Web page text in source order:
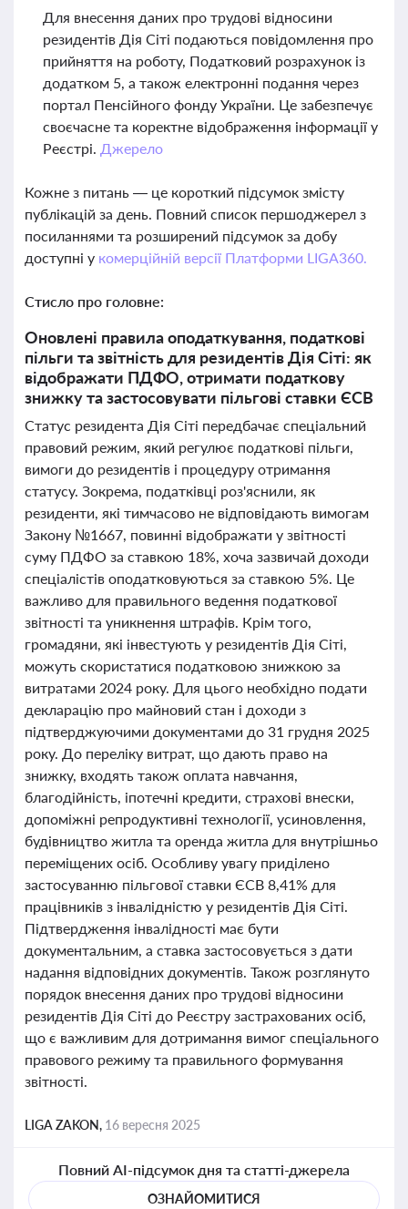
Для внесення даних про трудові відносини
резидентів Дія Сіті подаються повідомлення про
прийняття на роботу, Податковий розрахунок із
додатком 5, а також електронні подання через
портал Пенсійного фонду України. Це забезпечує
своєчасне та коректне відображення інформації у
Реєстрі. Джерело
Кожне з питань — це короткий підсумок змісту
публікацій за день. Повний список першоджерел з
посиланнями та розширений підсумок за добу
доступні у комерційній версії Платформи LIGA360.
Стисло про головне:
Оновлені правила оподаткування, податкові
пільги та звітність для резидентів Дія Сіті: як
відображати ПДФО, отримати податкову
знижку та застосовувати пільгові ставки ЄСВ
Статус резидента Дія Сіті передбачає спеціальний
правовий режим, який регулює податкові пільги,
вимоги до резидентів і процедуру отримання
статусу. Зокрема, податківці роз'яснили, як
резиденти, які тимчасово не відповідають вимогам
Закону №1667, повинні відображати у звітності
суму ПДФО за ставкою 18%, хоча зазвичай доходи
спеціалістів оподатковуються за ставкою 5%. Це
важливо для правильного ведення податкової
звітності та уникнення штрафів. Крім того,
громадяни, які інвестують у резидентів Дія Сіті,
можуть скористатися податковою знижкою за
витратами 2024 року. Для цього необхідно подати
декларацію про майновий стан і доходи з
підтверджуючими документами до 31 грудня 2025
року. До переліку витрат, що дають право на
знижку, входять також оплата навчання,
благодійність, іпотечні кредити, страхові внески,
допоміжні репродуктивні технології, усиновлення,
будівництво житла та оренда житла для внутрішньо
переміщених осіб. Особливу увагу приділено
застосуванню пільгової ставки ЄСВ 8,41% для
працівників з інвалідністю у резидентів Дія Сіті.
Підтвердження інвалідності має бути
документальним, а ставка застосовується з дати
надання відповідних документів. Також розглянуто
порядок внесення даних про трудові відносини
резидентів Дія Сіті до Реєстру застрахованих осіб,
що є важливим для дотримання вимог спеціального
правового режиму та правильного формування
звітності.
LIGA ZAKON, 16 вересня 2025
Повний AI-підсумок дня та статті-джерела
ОЗНАЙОМИТИСЯ